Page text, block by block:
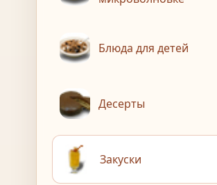
Блюда для детей
Десерты
Закуски